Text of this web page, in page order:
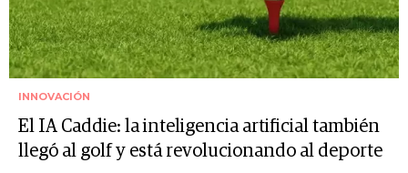
INNOVACIÓN
El IA Caddie: la inteligencia artificial también
llegó al golf y está revolucionando al deporte